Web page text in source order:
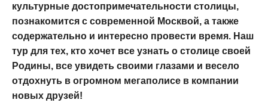
культурные достопримечательности столицы,
познакомится с современной Москвой, а также
содержательно и интересно провести время. Наш
тур для тех, кто хочет все узнать о столице своей
Родины, все увидеть своими глазами и весело
отдохнуть в огромном мегаполисе в компании
новых друзей!